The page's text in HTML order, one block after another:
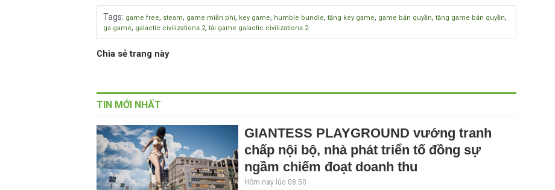
Tags: game free, steam, game miễn phí, key game, humble bundle, tặng key game, game bản quyền, tặng game bản quyền,
ga game, galactic civilizations 2, tải game galactic civilizations 2
Chia sẻ trang này
TIN MỚI NHẤT
GIANTESS PLAYGROUND vướng tranh
chấp nội bộ, nhà phát triển tố đồng sự
ngầm chiếm đoạt doanh thu
Hôm nay lúc 08:50